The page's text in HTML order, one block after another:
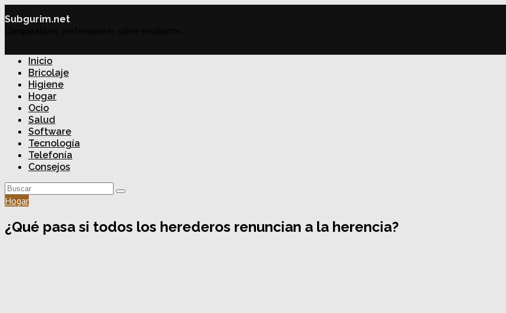
Subgurim.net
Inicio
Bricolaje
Higiene
Hogar
Ocio
Salud
Software
Tecnología
Telefonía
Consejos
Hogar
¿Qué pasa si todos los herederos renuncian a la herencia?